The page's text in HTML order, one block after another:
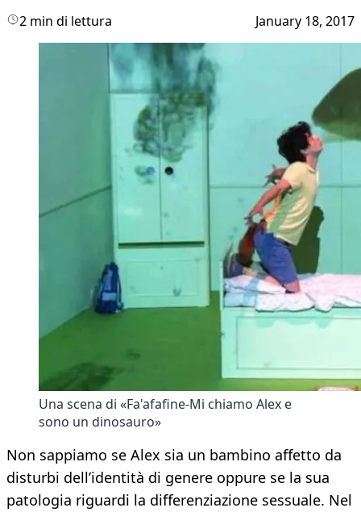
2 min di lettura January 18, 2017
Una scena di «Fa'afafine-Mi chiamo Alex e
sono un dinosauro»
Non sappiamo se Alex sia un bambino affetto da
disturbi dell’identità di genere oppure se la sua
patologia riguardi la differenziazione sessuale. Nel